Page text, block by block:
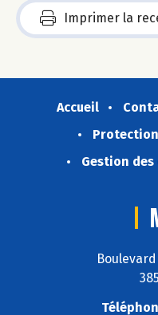
Imprimer la
Accueil
Gestion des